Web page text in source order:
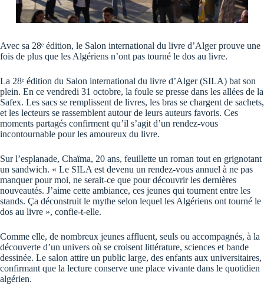
Avec sa 28ᵉ édition, le Salon international du livre d’Alger prouve une
fois de plus que les Algériens n’ont pas tourné le dos au livre.
La 28ᵉ édition du Salon international du livre d’Alger (SILA) bat son
plein. En ce vendredi 31 octobre, la foule se presse dans les allées de la
Safex. Les sacs se remplissent de livres, les bras se chargent de sachets,
et les lecteurs se rassemblent autour de leurs auteurs favoris. Ces
moments partagés confirment qu’il s’agit d’un rendez-vous
incontournable pour les amoureux du livre.
Sur l’esplanade, Chaïma, 20 ans, feuillette un roman tout en grignotant
un sandwich. « Le SILA est devenu un rendez-vous annuel à ne pas
manquer pour moi, ne serait-ce que pour découvrir les dernières
nouveautés. J’aime cette ambiance, ces jeunes qui tournent entre les
stands. Ça déconstruit le mythe selon lequel les Algériens ont tourné le
dos au livre », confie-t-elle.
Comme elle, de nombreux jeunes affluent, seuls ou accompagnés, à la
découverte d’un univers où se croisent littérature, sciences et bande
dessinée. Le salon attire un public large, des enfants aux universitaires,
confirmant que la lecture conserve une place vivante dans le quotidien
algérien.